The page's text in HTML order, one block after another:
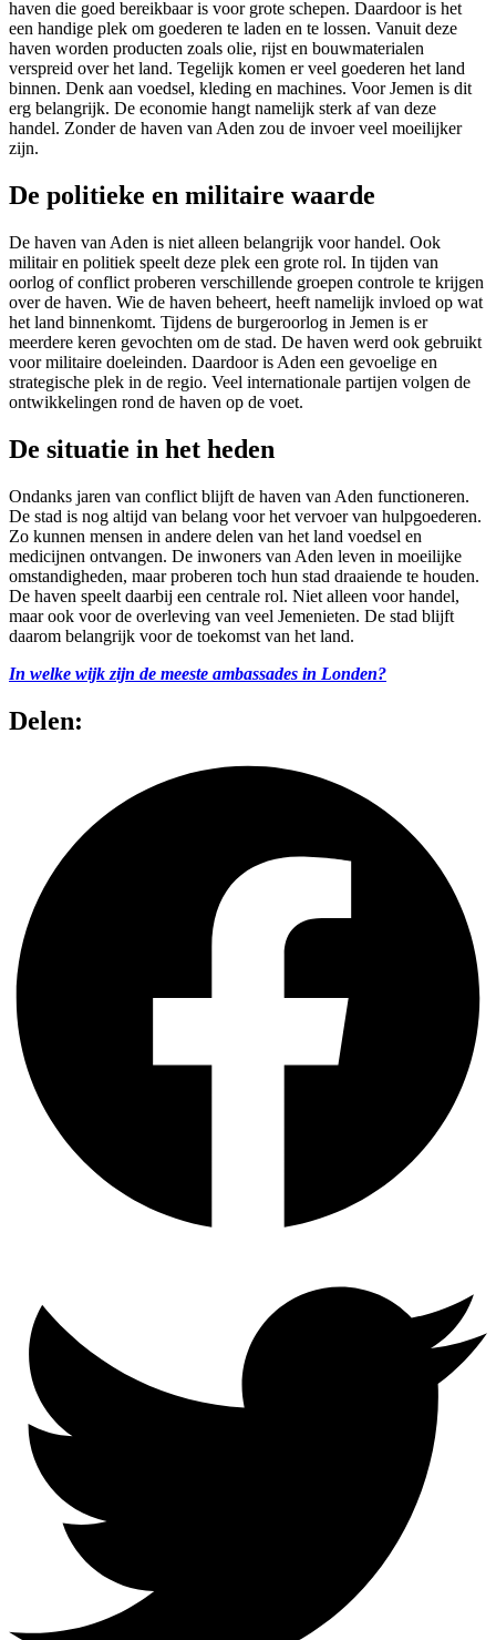
haven die goed bereikbaar is voor grote schepen. Daardoor is het
een handige plek om goederen te laden en te lossen. Vanuit deze
haven worden producten zoals olie, rijst en bouwmaterialen
verspreid over het land. Tegelijk komen er veel goederen het land
binnen. Denk aan voedsel, kleding en machines. Voor Jemen is dit
erg belangrijk. De economie hangt namelijk sterk af van deze
handel. Zonder de haven van Aden zou de invoer veel moeilijker
zijn.
De politieke en militaire waarde
De haven van Aden is niet alleen belangrijk voor handel. Ook
militair en politiek speelt deze plek een grote rol. In tijden van
oorlog of conflict proberen verschillende groepen controle te krijgen
over de haven. Wie de haven beheert, heeft namelijk invloed op wat
het land binnenkomt. Tijdens de burgeroorlog in Jemen is er
meerdere keren gevochten om de stad. De haven werd ook gebruikt
voor militaire doeleinden. Daardoor is Aden een gevoelige en
strategische plek in de regio. Veel internationale partijen volgen de
ontwikkelingen rond de haven op de voet.
De situatie in het heden
Ondanks jaren van conflict blijft de haven van Aden functioneren.
De stad is nog altijd van belang voor het vervoer van hulpgoederen.
Zo kunnen mensen in andere delen van het land voedsel en
medicijnen ontvangen. De inwoners van Aden leven in moeilijke
omstandigheden, maar proberen toch hun stad draaiende te houden.
De haven speelt daarbij een centrale rol. Niet alleen voor handel,
maar ook voor de overleving van veel Jemenieten. De stad blijft
daarom belangrijk voor de toekomst van het land.
In welke wijk zijn de meeste ambassades in Londen?
Delen: